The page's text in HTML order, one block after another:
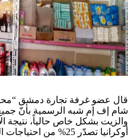
قال عضو غرفة تجارة دمشق
شام إف إم شبه الرسمية بأنّ جميع
والزيت بشكل خاص حالياً، نتيجة
أوكرانيا تصدّر 25% من احتياجات العالم، وتطعم عُشر سكان العالم.